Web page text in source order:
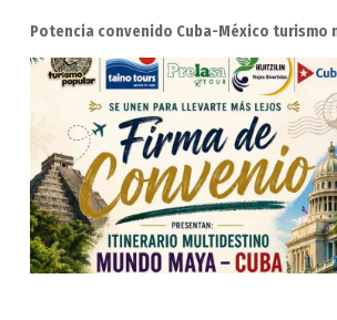
Potencia convenido Cuba-México turismo